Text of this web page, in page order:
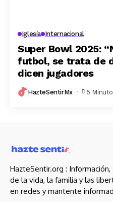
Iglesía Internacional
Super Bowl 2025:
futbol, se trata de
dicen jugadores
HazteSentirMx 5
HazteSentir.org :
de la vida, la familia y las
en redes y mantente